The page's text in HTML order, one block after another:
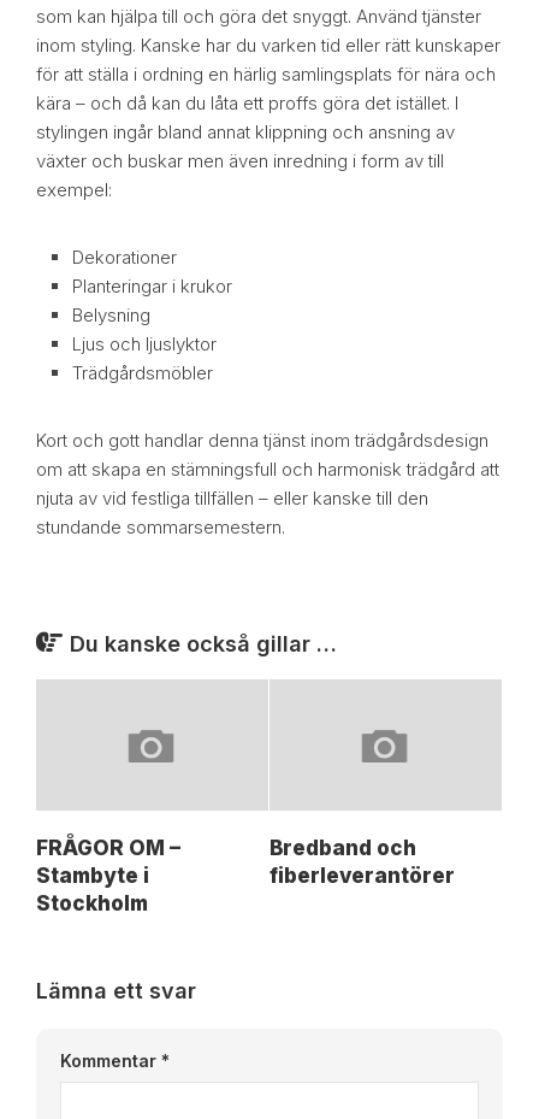
som kan hjälpa till och göra det snyggt. Använd tjänster
inom styling. Kanske har du varken tid eller rätt kunskaper
för att ställa i ordning en härlig samlingsplats för nära och
kära – och då kan du låta ett proffs göra det istället. I
stylingen ingår bland annat klippning och ansning av
växter och buskar men även inredning i form av till
exempel:
Dekorationer
Planteringar i krukor
Belysning
Ljus och ljuslyktor
Trädgårdsmöbler
Kort och gott handlar denna tjänst inom trädgårdsdesign
om att skapa en stämningsfull och harmonisk trädgård att
njuta av vid festliga tillfällen – eller kanske till den
stundande sommarsemestern.
Du kanske också gillar …
FRÅGOR OM –
Stambyte i
Stockholm
Bredband och
fiberleverantörer
Lämna ett svar
Kommentar *